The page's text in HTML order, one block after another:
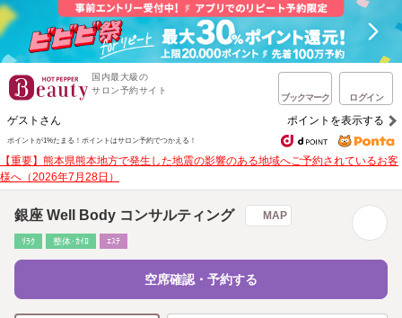
国内最大級の
サロン予約サイト
ブックマーク ログイン
ゲストさん ポイントを表示する
ポイントが1%たまる！ ポイントはサロン予約でつかえる！
【重要】熊本県熊本地方で発生した地震の影響のある地域へご予約されているお客
様へ（2026年7月28日）
銀座 Well Body コンサルティング MAP
ﾘﾗｸ 整体･ｶｲﾛ ｴｽﾃ
空席確認・予約する